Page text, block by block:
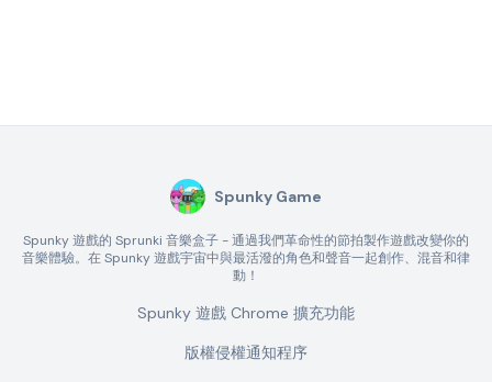
Spunky Game
Spunky 遊戲的 Sprunki 音樂盒子 - 通過我們革命性的節拍製作遊戲改變你的
音樂體驗。在 Spunky 遊戲宇宙中與最活潑的角色和聲音一起創作、混音和律
動！
Spunky 遊戲 Chrome 擴充功能
版權侵權通知程序